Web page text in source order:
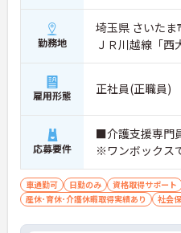
勤務地
埼玉県 さいた
ＪＲ川越線「西
雇用形態 正社員(正職員)
応募要件
■介護支援専門
※ワンボックス
車通勤可 日勤のみ 資格取得サポート
産休･育休･介護休暇取得実績あり
社会